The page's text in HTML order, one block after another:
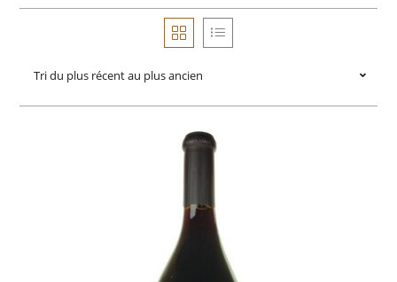
Tri du plus récent au plus ancien